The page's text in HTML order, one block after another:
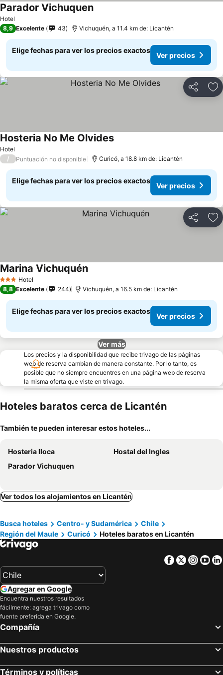
Hotel
Parador Vichuquen
8,9 Excelente 43 Vichuquén, a 11.4 km de: Licantén
Elige fechas para ver los precios exactos
Ver precios
Compartir
Hotel
Hosteria No Me Olvides
/ Puntuación no disponible Curicó, a 18.8 km de: Licantén
Elige fechas para ver los precios exactos
Ver precios
Compartir
3 Estrellas
Hotel
Marina Vichuquén
8,8 Excelente 244 Vichuquén, a 16.5 km de: Licantén
Elige fechas para ver los precios exactos
Ver precios
Ver más
Los precios y la disponibilidad que recibe trivago de las páginas
web de reserva cambian de manera constante. Por lo tanto, es
posible que no siempre encuentres en una página web de reserva
la misma oferta que viste en trivago.
Hoteles baratos cerca de Licantén
También te pueden interesar estos hoteles...
Hosteria Iloca
Hostal del Ingles
Parador Vichuquen
Ver todos los alojamientos en Licantén
Busca hoteles Centro- y Sudamérica
Chile
Región del Maule
Curicó Hoteles baratos en Licantén
Facebook
Twitter
Agregar en Google
Encuentra nuestros resultados
fácilmente: agrega trivago como
fuente preferida en Google.
Compañía
Nuestros productos
Términos y políticas